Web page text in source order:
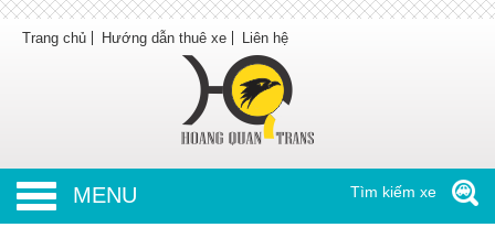
Trang chủ Hướng dẫn thuê xe Liên hệ
MENU Tìm kiếm xe